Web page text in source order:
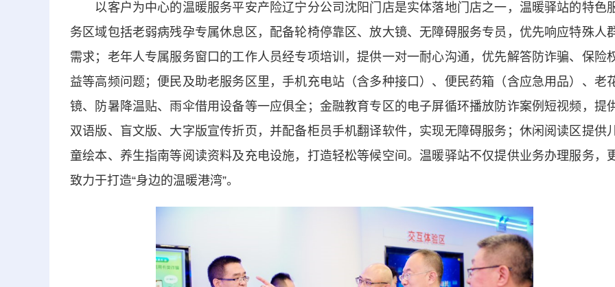
以客户为中心的温暖服务平安产险辽宁分公司沈阳门店是实体落地门店之一，温暖驿站的特色
务区域包括老弱病残孕专属休息区，配备轮椅停靠区、放大镜、无障碍服务专员，优先响应特殊人
需求；老年人专属服务窗口的工作人员经专项培训，提供一对一耐心沟通，优先解答防诈骗、保险
益等高频问题；便民及助老服务区里，手机充电站（含多种接口）、便民药箱（含应急用品）、老
镜、防暑降温贴、雨伞借用设备等一应俱全；金融教育专区的电子屏循环播放防诈案例短视频，提
双语版、盲文版、大字版宣传折页，并配备柜员手机翻译软件，实现无障碍服务；休闲阅读区提供
童绘本、养生指南等阅读资料及充电设施，打造轻松等候空间。温暖驿站不仅提供业务办理服务，
致力于打造“身边的温暖港湾”。